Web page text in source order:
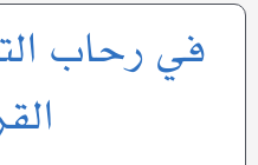
في رحاب